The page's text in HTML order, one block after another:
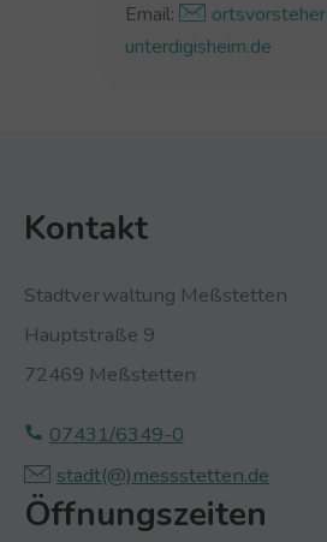
Email:
unterdigisheim.de
Kontakt
Stadtverwaltung Meßstetten
Hauptstraße 9
72469 Meßstetten
07431/6349-0
stadt(@)­‍­messstetten.­‍­de
Öffnungszeiten